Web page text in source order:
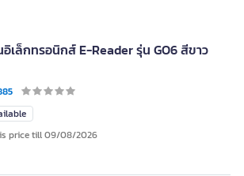
อิเล็กทรอนิกส์ E-Reader รุ่น GO6 สีขาว
price till 09/08/2026